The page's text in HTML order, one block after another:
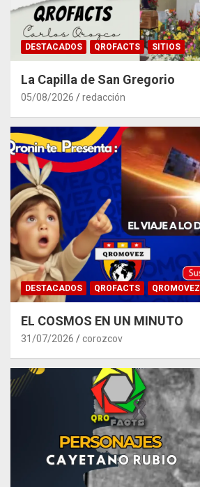
DESTACADOS QROFACTS SITIOS
La Capilla de San Gregorio
05/08/2026 redacción
DESTACADOS QROFACTS QROMOVEZ
EL COSMOS EN UN MINUTO
31/07/2026 corozcov